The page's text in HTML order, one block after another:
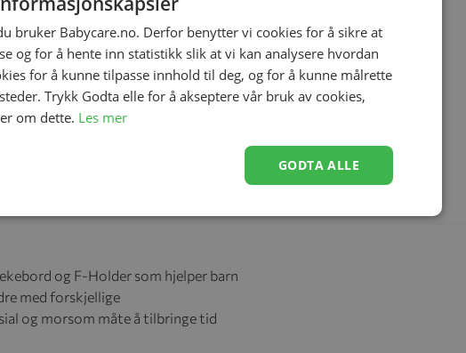
og F-Holder som hjelper barn
med forskjellige
og morsom måte å tilbringe tid
bruker Babycare.no. Derfor benytter vi cookies for å sikre at
og for å hente inn statistikk slik at vi kan analysere hvordan
for å kunne tilpasse innhold til deg, og for å kunne målrette
Trykk Godta elle for å akseptere vår bruk av cookies,
om dette. Les mer
GODTA ALLE